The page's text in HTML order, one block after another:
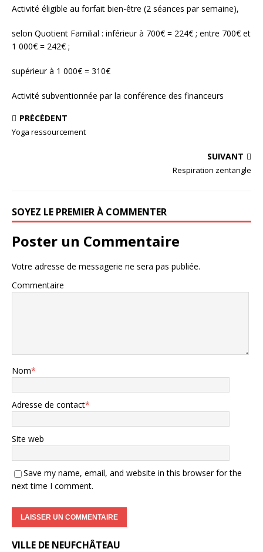
Activité éligible au forfait bien-être (2 séances par semaine),
selon Quotient Familial : inférieur à 700€ = 224€ ; entre 700€ et
1 000€ = 242€ ;
supérieur à 1 000€ = 310€
Activité subventionnée par la conférence des financeurs
PRÉCÉDENT
Yoga ressourcement
SUIVANT
Respiration zentangle
SOYEZ LE PREMIER À COMMENTER
Poster un Commentaire
Votre adresse de messagerie ne sera pas publiée.
Commentaire
Nom*
Adresse de contact*
Site web
Save my name, email, and website in this browser for the
next time I comment.
VILLE DE NEUFCHÂTEAU